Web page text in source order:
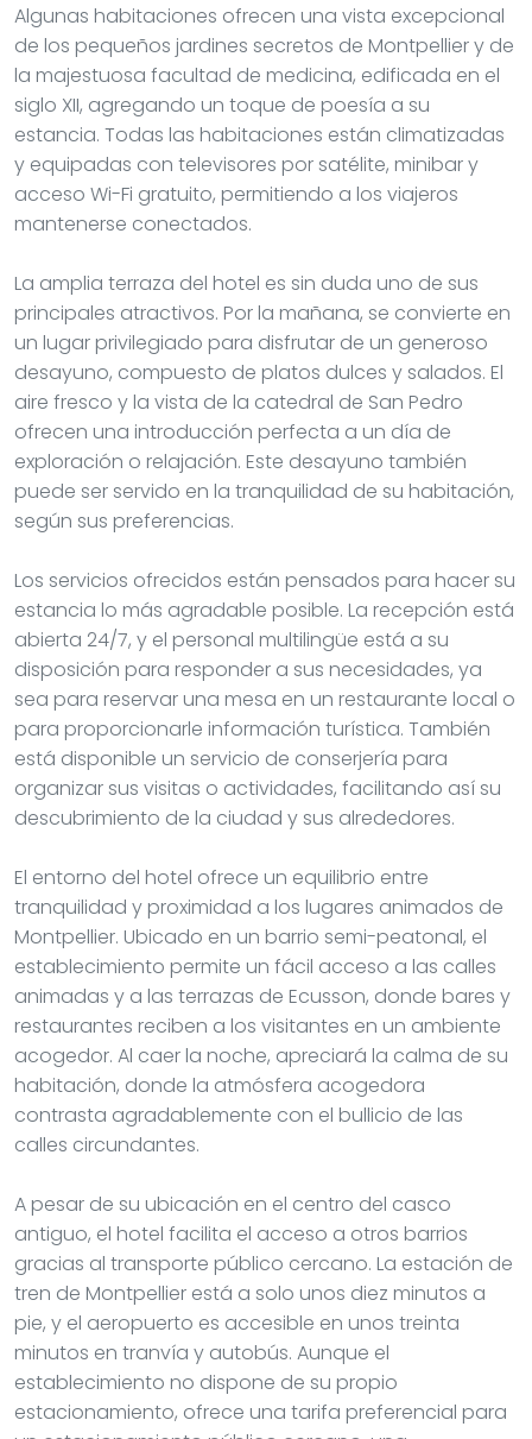
Algunas habitaciones ofrecen una vista excepcional
de los pequeños jardines secretos de Montpellier y de
la majestuosa facultad de medicina, edificada en el
siglo XII, agregando un toque de poesía a su
estancia. Todas las habitaciones están climatizadas
y equipadas con televisores por satélite, minibar y
acceso Wi-Fi gratuito, permitiendo a los viajeros
mantenerse conectados.
La amplia terraza del hotel es sin duda uno de sus
principales atractivos. Por la mañana, se convierte en
un lugar privilegiado para disfrutar de un generoso
desayuno, compuesto de platos dulces y salados. El
aire fresco y la vista de la catedral de San Pedro
ofrecen una introducción perfecta a un día de
exploración o relajación. Este desayuno también
puede ser servido en la tranquilidad de su habitación,
según sus preferencias.
Los servicios ofrecidos están pensados para hacer su
estancia lo más agradable posible. La recepción está
abierta 24/7, y el personal multilingüe está a su
disposición para responder a sus necesidades, ya
sea para reservar una mesa en un restaurante local o
para proporcionarle información turística. También
está disponible un servicio de conserjería para
organizar sus visitas o actividades, facilitando así su
descubrimiento de la ciudad y sus alrededores.
El entorno del hotel ofrece un equilibrio entre
tranquilidad y proximidad a los lugares animados de
Montpellier. Ubicado en un barrio semi-peatonal, el
establecimiento permite un fácil acceso a las calles
animadas y a las terrazas de Ecusson, donde bares y
restaurantes reciben a los visitantes en un ambiente
acogedor. Al caer la noche, apreciará la calma de su
habitación, donde la atmósfera acogedora
contrasta agradablemente con el bullicio de las
calles circundantes.
A pesar de su ubicación en el centro del casco
antiguo, el hotel facilita el acceso a otros barrios
gracias al transporte público cercano. La estación de
tren de Montpellier está a solo unos diez minutos a
pie, y el aeropuerto es accesible en unos treinta
minutos en tranvía y autobús. Aunque el
establecimiento no dispone de su propio
estacionamiento, ofrece una tarifa preferencial para